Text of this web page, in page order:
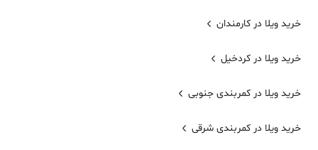
خرید ویلا در کارمندان
خرید ویلا در کردخیل
خرید ویلا در کمربندی جنوبی
خرید ویلا در کمربندی شرقی